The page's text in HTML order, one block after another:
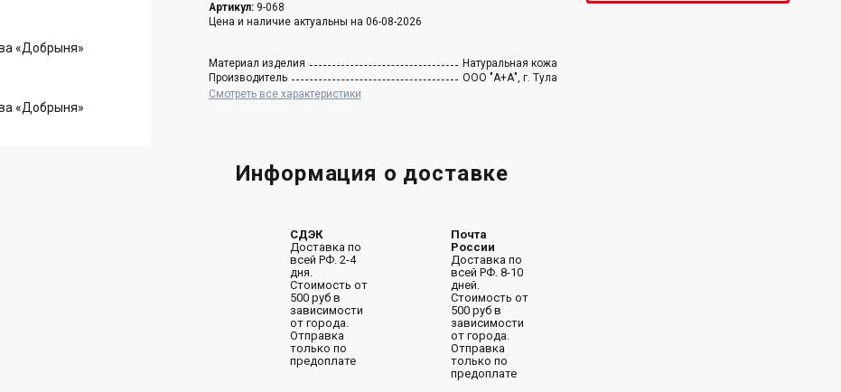
Артикул:9-068
Цена и наличие актуальны на 06-08-2026
Материал изделия
Натуральная кожа
Производитель
ООО "А+А", г. Тула
Смотреть все характеристики
Информация о доставке
СДЭК
Доставка по
всей РФ. 2-4
дня.
Стоимость от
500 руб в
зависимости
от города.
Отправка
только по
предоплате
Почта
России
Доставка по
всей РФ. 8-10
дней.
Стоимость от
500 руб в
зависимости
от города.
Отправка
только по
предоплате